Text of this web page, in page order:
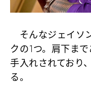
そんなジェイソ
クの1つ。肩下ま
手入れされており
る。